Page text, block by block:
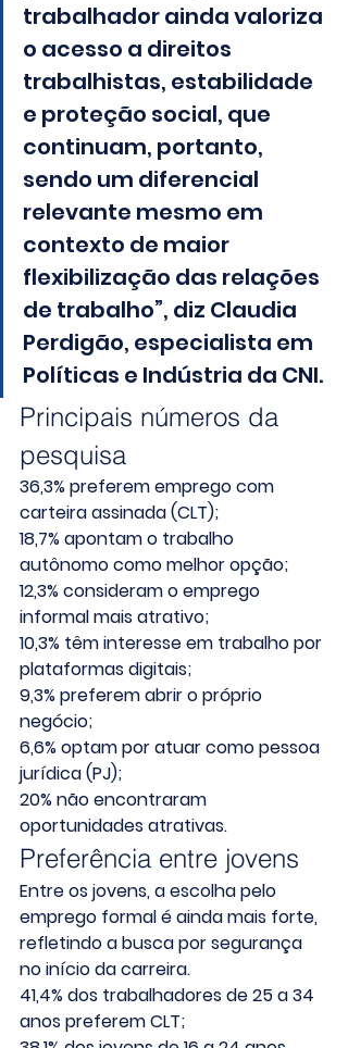
trabalhador ainda valoriza
o acesso a direitos
trabalhistas, estabilidade
e proteção social, que
continuam, portanto,
sendo um diferencial
relevante mesmo em
contexto de maior
flexibilização das relações
de trabalho”, diz Claudia
Perdigão, especialista em
Políticas e Indústria da CNI.
Principais números da
pesquisa
36,3% preferem emprego com
carteira assinada (CLT);
18,7% apontam o trabalho
autônomo como melhor opção;
12,3% consideram o emprego
informal mais atrativo;
10,3% têm interesse em trabalho por
plataformas digitais;
9,3% preferem abrir o próprio
negócio;
6,6% optam por atuar como pessoa
jurídica (PJ);
20% não encontraram
oportunidades atrativas.
Preferência entre jovens
Entre os jovens, a escolha pelo
emprego formal é ainda mais forte,
refletindo a busca por segurança
no início da carreira.
41,4% dos trabalhadores de 25 a 34
anos preferem CLT;